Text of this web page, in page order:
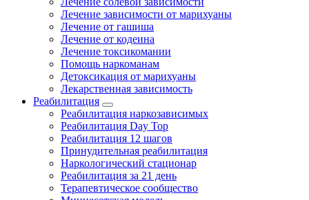
Лечение зависимости от марихуаны
Лечение от гашиша
Лечение от кодеина
Лечение токсикомании
Помощь наркоманам
Детоксикация от марихуаны
Лекарственная зависимость
Реабилитация
Реабилитация наркозависимых
Реабилитация Day Top
Реабилитация 12 шагов
Принудительная реабилитация
Наркологический стационар
Реабилитация за 21 день
Терапевтическое сообщество